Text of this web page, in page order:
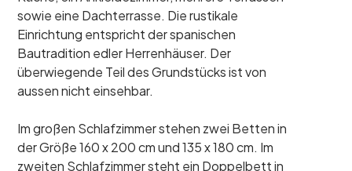
sowie eine Dachterrasse. Die rustikale
Einrichtung entspricht der spanischen
Bautradition edler Herrenhäuser. Der
überwiegende Teil des Grundstücks ist von
aussen nicht einsehbar.
Im großen Schlafzimmer stehen zwei Betten in
der Größe 160 x 200 cm und 135 x 180 cm. Im
zweiten Schlafzimmer steht ein Doppelbett in